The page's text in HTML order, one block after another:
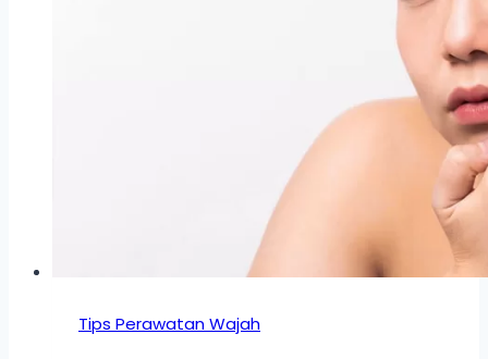
Tips Perawatan Wajah